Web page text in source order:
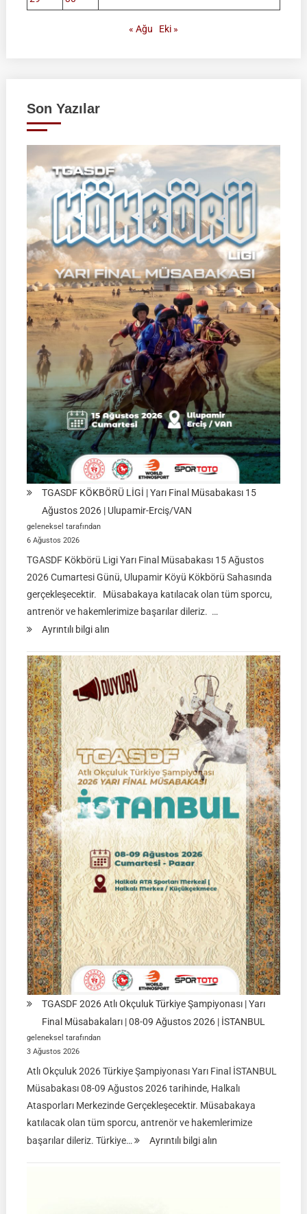
« Ağu Eki »
Son Yazılar
TGASDF KÖKBÖRÜ LİGİ | Yarı Final Müsabakası 15
Ağustos 2026 | Ulupamir-Erciş/VAN
geleneksel tarafından
6 Ağustos 2026
TGASDF Kökbörü Ligi Yarı Final Müsabakası 15 Ağustos
2026 Cumartesi Günü, Ulupamir Köyü Kökbörü Sahasında
gerçekleşecektir. Müsabakaya katılacak olan tüm sporcu,
antrenör ve hakemlerimize başarılar dileriz. …
Ayrıntılı bilgi alın:
KÖKBÖRÜ
LİGİ
|
Yarı
Final
Müsabakası
15
Ağustos
2026
|
Ulupamir-
Erciş/VAN
TGASDF 2026 Atlı Okçuluk Türkiye Şampiyonası | Yarı
Final Müsabakaları | 08-09 Ağustos 2026 | İSTANBUL
geleneksel tarafından
3 Ağustos 2026
Atlı Okçuluk 2026 Türkiye Şampiyonası Yarı Final İSTANBUL
Müsabakası 08-09 Ağustos 2026 tarihinde, Halkalı
Atasporları Merkezinde Gerçekleşecektir. Müsabakaya
katılacak olan tüm sporcu, antrenör ve hakemlerimize
başarılar dileriz. Türkiye…
Ayrıntılı bilgi alın: